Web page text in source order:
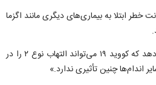
خطر ابتلا به بیماری‌های دیگری مانند اگزما
کورمن گفت: «نتایج ما نشان می‌دهد که کووید ۱۹ می‌تواند التهاب نوع ۲ را در
اندام‌ها چنین تأثیری ندارد.»